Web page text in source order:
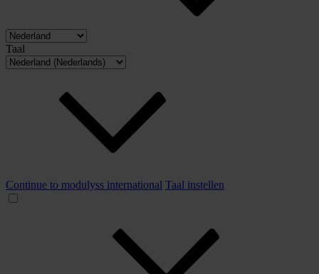
Taal
Continue to modulyss international Taal instellen